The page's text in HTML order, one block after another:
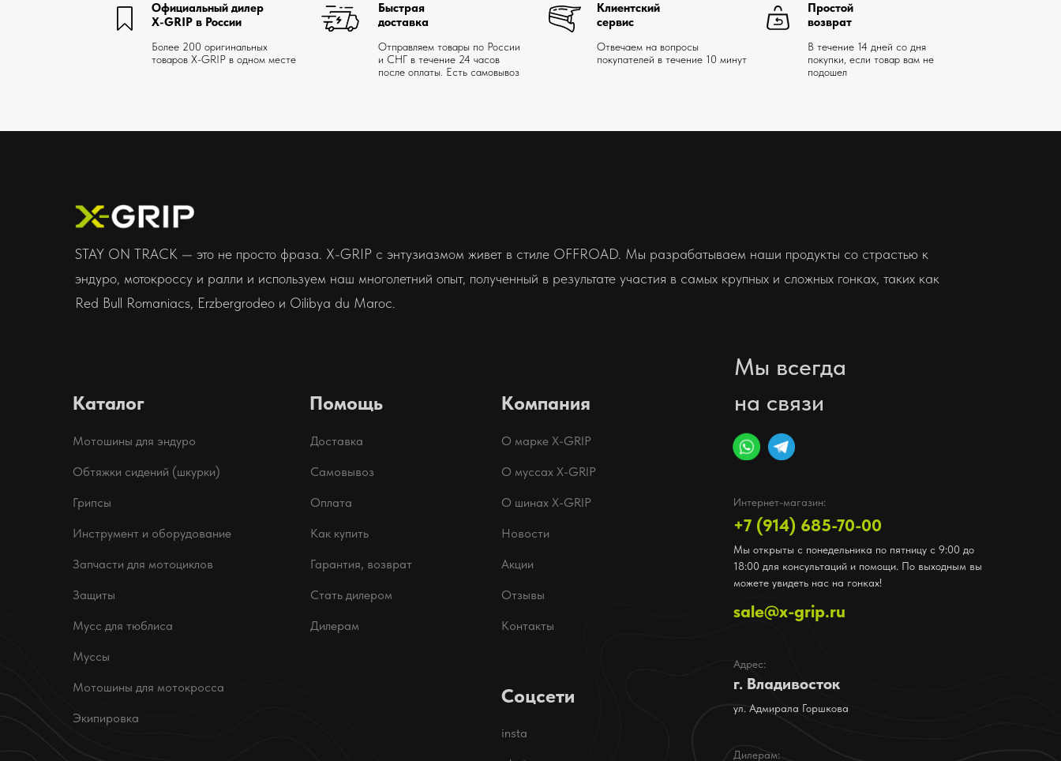
Быстрая
доставка
Отправляем товары по России
и СНГ в течение 24 часов
после оплаты. Есть самовывоз
Официальный дилер
X-GRIP в России
Более 200 оригинальных
товаров X-GRIP в одном месте
Отвечаем на вопросы
покупателей в течение 10 минут
Клиентский
сервис
В течение 14 дней со дня
покупки, если товар вам не
подошел
Простой
возврат
STAY ON TRACK — это не просто фраза. X-GRIP с энтузиазмом живет в стиле OFFROAD. Мы разрабатываем наши продукты со страстью к
эндуро, мотокроссу и ралли и используем наш многолетний опыт, полученный в результате участия в самых крупных и сложных гонках, таких как
Red Bull Romaniacs, Erzbergrodeo и Oilibya du Maroc.
Мы всегда
на связи
Мотошины для эндуро
Каталог
Экипировка
Обтяжки сидений (шкурки)
Грипсы
Инструмент и оборудование
Запчасти для мотоциклов
Защиты
Мусс для тюблиса
Муссы
Мотошины для мотокросса
+7 (914) 685-70-00
Мы открыты с понедельника по пятницу с 9:00 до
18:00 для консультаций и помощи. По выходным вы
можете увидеть нас на гонках!
Интернет-магазин:
sale@x-grip.ru
г. Владивосток
Адрес:
ул. Адмирала Горшкова
Дилерам:
insta
Соцсети
Помощь
Доставка
Дилерам
Стать дилером
Как купить
Гарантия, возврат
Оплата
Самовывоз
Компания
О марке X-GRIP
Новости
О шинах X-GRIP
О муссах X-GRIP
Отзывы
Акции
Контакты